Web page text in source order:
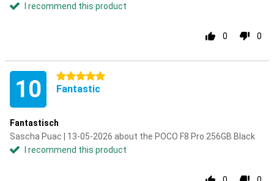
I recommend this product
0 0
10 5 stars
Fantastic
Fantastisch
Sascha Puac | 13-05-2026 about the POCO F8 Pro 256GB Black
I recommend this product